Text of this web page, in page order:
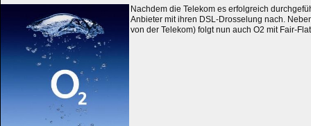
Nachdem die Telekom es erfolgreich
Anbieter mit ihren DSL-Drosselung nach.
von der Telekom) folgt nun auch O2 mit Fair-